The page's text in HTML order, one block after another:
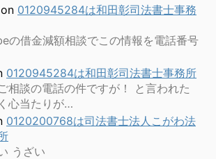
on 0120945284は和田彰司法書士事務
の借金減額相談でこの情報を電話番号
0120945284は和田彰司法書士事務所
相談の電話の件ですが！ と言われた
心当たりが…
0120200768は司法書士法人こがわ法
うざい